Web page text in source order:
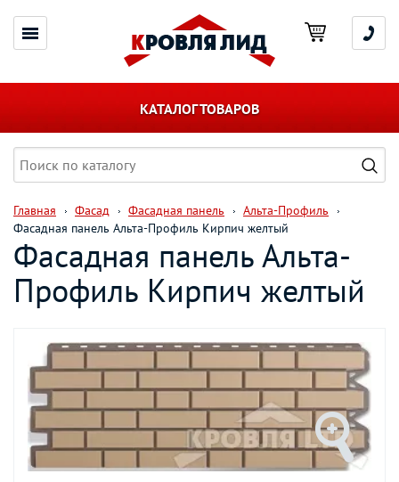
КАТАЛОГ ТОВАРОВ
Главная Фасад Фасадная панель
Альта-Профиль
Фасадная панель Альта-Профиль Кирпич желтый
Фасадная панель Альта-
Профиль Кирпич желтый